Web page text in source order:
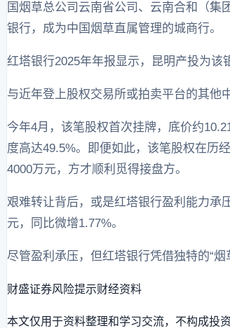
国烟草总公司云南省公司、云南合和（
银行，成为中国烟草直属管理的城商行。
红塔银行2025年年报显示，昆明产投为该
与近年登上股权交易所或拍卖平台的其他
今年4月，该笔股权首次挂牌，底价约
度高达49.5%。即便如此，该笔股权在历
4000万元，方才顺利觅得接盘方。
艰难转让背后，或是红塔银行盈利能力承
元，同比微增1.77%。
尽管盈利承压，但红塔银行凭借独特的“
财盛证券风险提示财经资料
本文仅用于资料整理和学习交流，不构成投